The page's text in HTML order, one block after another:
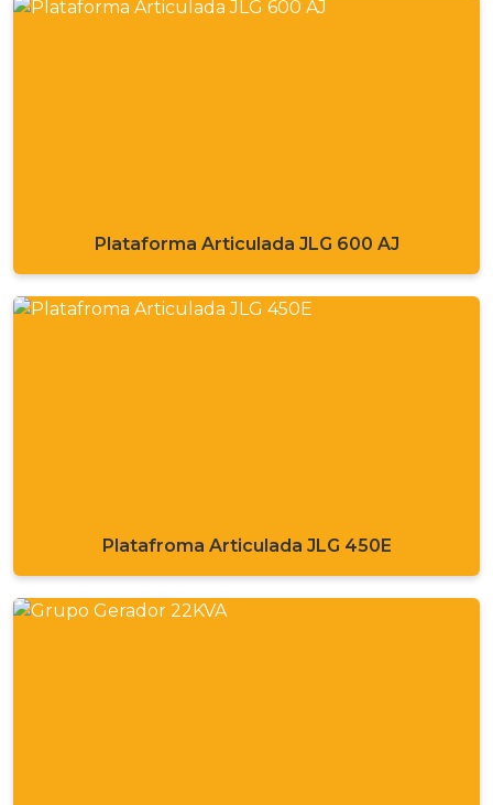
Plataforma Articulada JLG 600 AJ
Platafroma Articulada JLG 450E